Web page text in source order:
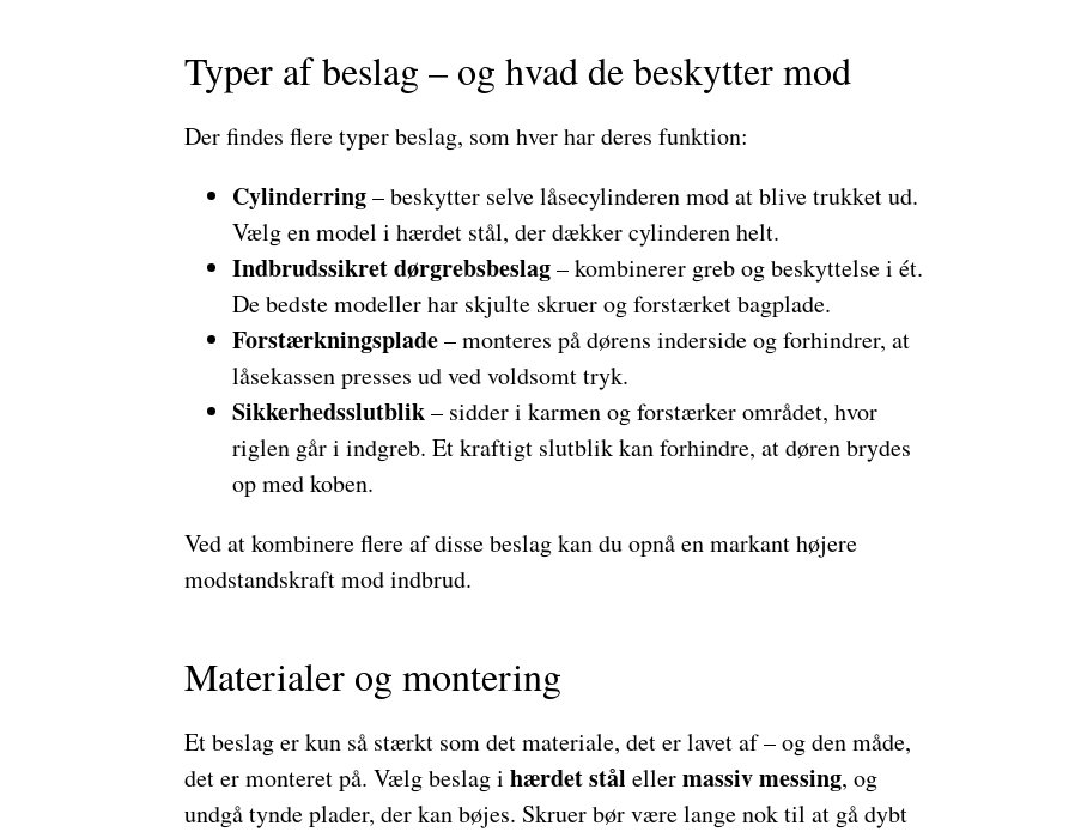
Typer af beslag – og hvad de beskytter mod
Der findes flere typer beslag, som hver har deres funktion:
Cylinderring– beskytter selve låsecylinderen mod at blive trukket ud.
Vælg en model i hærdet stål, der dækker cylinderen helt.
Indbrudssikret dørgrebsbeslag– kombinerer greb og beskyttelse i ét.
De bedste modeller har skjulte skruer og forstærket bagplade.
Forstærkningsplade– monteres på dørens inderside og forhindrer, at
låsekassen presses ud ved voldsomt tryk.
Sikkerhedsslutblik– sidder i karmen og forstærker området, hvor
riglen går i indgreb. Et kraftigt slutblik kan forhindre, at døren brydes
op med koben.
Ved at kombinere flere af disse beslag kan du opnå en markant højere
modstandskraft mod indbrud.
Materialer og montering
Et beslag er kun så stærkt som det materiale, det er lavet af – og den måde,
det er monteret på. Vælg beslag i hærdet stål ellermassiv messing, og
undgå tynde plader, der kan bøjes. Skruer bør være lange nok til at gå dybt